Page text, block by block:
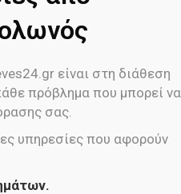
είναι στη διάθεση
πρόβλημα που μπορεί να
σας.
υπηρεσίες που αφορούν